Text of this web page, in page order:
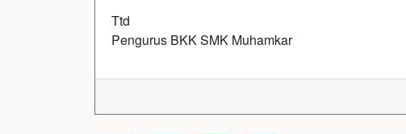
Ttd
Pengurus BKK SMK Muhamkar